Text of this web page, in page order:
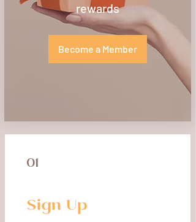
rewards
Become a Member
01
Sign Up